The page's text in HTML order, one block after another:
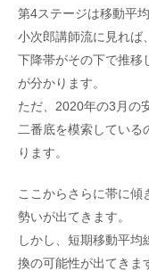
第4ステージは移動平
小次郎講師流に見れば
下降帯がその下で推移
が分かります。
ただ、2020年の3月の
二番底を模索している
ります。
ここからさらに帯に傾
勢いが出てきます。
しかし、短期移動平
換の可能性が出てきま